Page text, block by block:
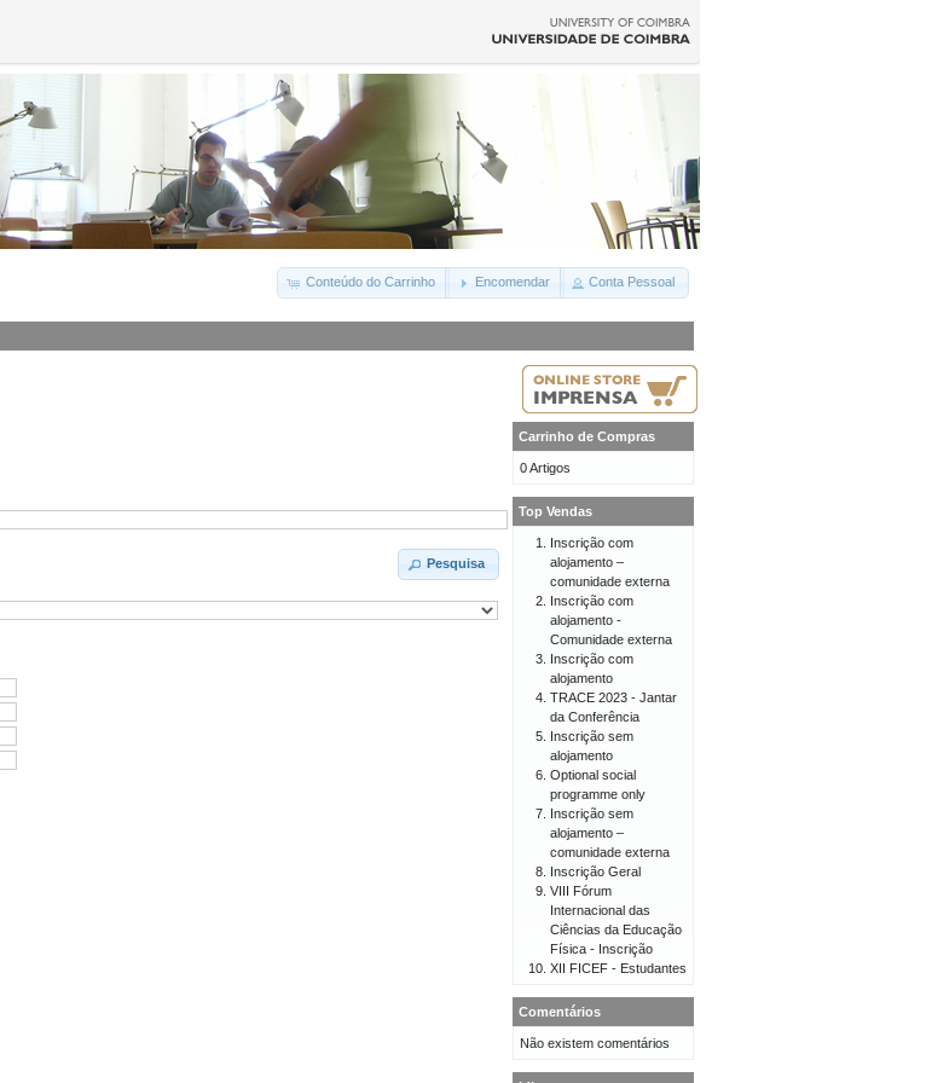
Conteúdo do Carrinho Encomendar Conta Pessoal
Pesquisa
Carrinho de Compras
0 Artigos
Top Vendas
Inscrição com
alojamento –
comunidade externa
Inscrição com
alojamento -
Comunidade externa
Inscrição com
alojamento
TRACE 2023 - Jantar
da Conferência
Inscrição sem
alojamento
Optional social
programme only
Inscrição sem
alojamento –
comunidade externa
Inscrição Geral
VIII Fórum
Internacional das
Ciências da Educação
Física - Inscrição
XII FICEF - Estudantes
Comentários
Não existem comentários